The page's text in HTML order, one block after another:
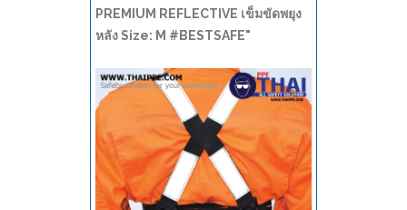
PREMIUM REFLECTIVE เข็มขัดพยุง
หลัง Size: M #BESTSAFE"